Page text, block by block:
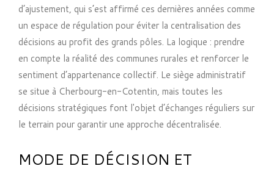
d’ajustement, qui s’est affirmé ces dernières années comme
un espace de régulation pour éviter la centralisation des
décisions au profit des grands pôles. La logique : prendre
en compte la réalité des communes rurales et renforcer le
sentiment d’appartenance collectif. Le siège administratif
se situe à Cherbourg-en-Cotentin, mais toutes les
décisions stratégiques font l'objet d’échanges réguliers sur
le terrain pour garantir une approche décentralisée.
MODE DE DÉCISION ET